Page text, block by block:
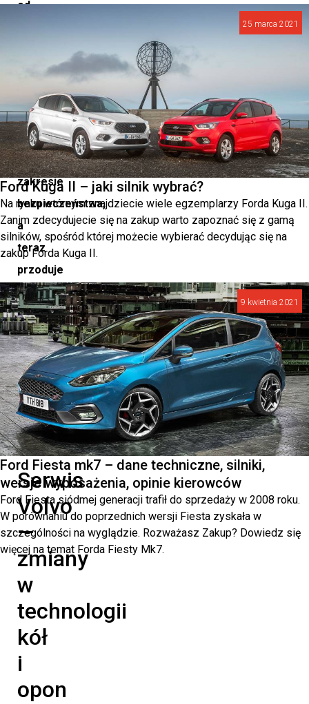
od
przoduje
dziedzinie
innowacji
w
zakresie
bezpieczeństwa,
a
teraz
przoduje
dzięki
nowym
technologiom,
takim
jak
technologia
jazdy
autonomicznej.
Serwis
Volvo
—
zmiany
w
technologii
kół
i
opon
25 marca 2021
Ford Kuga II – jaki silnik wybrać?
Na rynku wtórnym znajdziecie wiele egzemplarzy Forda Kuga II.
Zanim zdecydujecie się na zakup warto zapoznać się z gamą
silników, spośród której możecie wybierać decydując się na
zakup Forda Kuga II.
9 kwietnia 2021
Ford Fiesta mk7 – dane techniczne, silniki,
wersje wyposażenia, opinie kierowców
Ford Fiesta siódmej generacji trafił do sprzedaży w 2008 roku.
W porównaniu do poprzednich wersji Fiesta zyskała w
szczególności na wyglądzie. Rozważasz Zakup? Dowiedz się
więcej na temat Forda Fiesty Mk7.